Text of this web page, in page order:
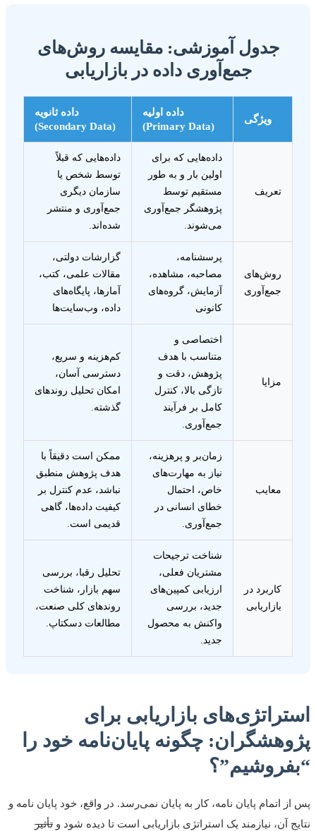
جدول آموزشی: مقایسه روش‌های
جمع‌آوری داده در بازاریابی
ویژگی
داده اولیه
داده ثانویه
تعریف
داده‌هایی که برای
اولین بار و به طور
مستقیم توسط
پژوهشگر جمع‌آوری
می‌شوند.
داده‌هایی که قبلاً
توسط شخص یا
سازمان دیگری
جمع‌آوری و منتشر
شده‌اند.
روش‌های
جمع‌آوری
پرسشنامه،
مصاحبه، مشاهده،
آزمایش، گروه‌های
کانونی
گزارشات دولتی،
مقالات علمی، کتب،
آمارها، پایگاه‌های
داده، وب‌سایت‌ها
اختصاصی و
متناسب با هدف
پژوهش، دقت و
تازگی بالا، کنترل
کامل بر فرآیند
جمع‌آوری.
کم‌هزینه و سریع،
دسترسی آسان،
امکان تحلیل روندهای
گذشته.
معایب
زمان‌بر و پرهزینه،
نیاز به مهارت‌های
خاص، احتمال
خطای انسانی در
جمع‌آوری.
ممکن است دقیقاً با
هدف پژوهش منطبق
نباشد، عدم کنترل بر
کیفیت داده‌ها، گاهی
قدیمی است.
کاربرد در
بازاریابی
شناخت ترجیحات
مشتریان فعلی،
ارزیابی کمپین‌های
جدید، بررسی
واکنش به محصول
تحلیل رقبا، بررسی
سهم بازار، شناخت
روندهای کلی صنعت،
مطالعات دسکتاپ.
بازاریابی برای
چگونه پایان‌نامه خود را
اتمام پایان نامه، کار به پایان نمی‌رسد. در واقع، خود پایان نامه و
آن، نیازمند یک استراتژی بازاریابی است تا دیده شود وتأثیر